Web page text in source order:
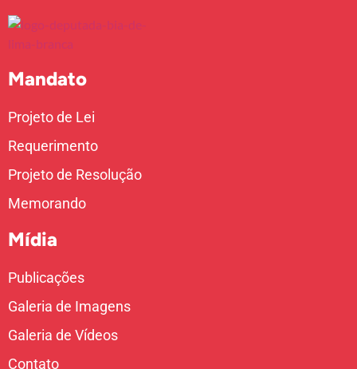
Mandato
Projeto de Lei
Requerimento
Projeto de Resolução
Memorando
Mídia
Publicações
Galeria de Imagens
Galeria de Vídeos
Contato